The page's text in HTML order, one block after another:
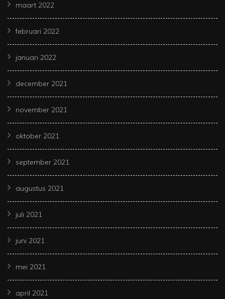
maart 2022
februari 2022
januari 2022
december 2021
november 2021
oktober 2021
september 2021
augustus 2021
juli 2021
juni 2021
mei 2021
april 2021